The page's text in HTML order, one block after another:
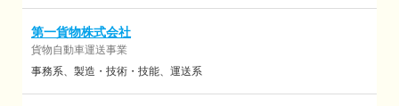
第一貨物株式会社
貨物自動車運送事業
事務系
製造・技術・技能 運送系